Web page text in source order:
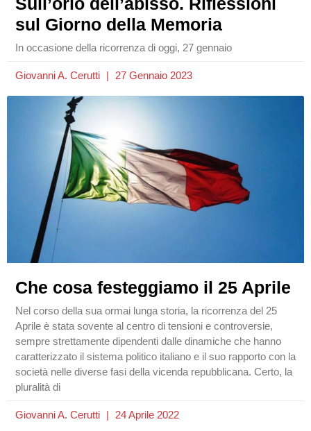
sul Giorno della Memoria
In occasione della ricorrenza di oggi, 27 gennaio
Giovanni A. Cerutti 27 Gennaio 2023
Che cosa festeggiamo il 25 Aprile
Nel corso della sua ormai lunga storia, la ricorrenza del 25
Aprile è stata sovente al centro di tensioni e controversie,
sempre strettamente dipendenti dalle dinamiche che hanno
caratterizzato il sistema politico italiano e il suo rapporto con la
società nelle diverse fasi della vicenda repubblicana. Certo, la
pluralità di
Giovanni A. Cerutti 24 Aprile 2022